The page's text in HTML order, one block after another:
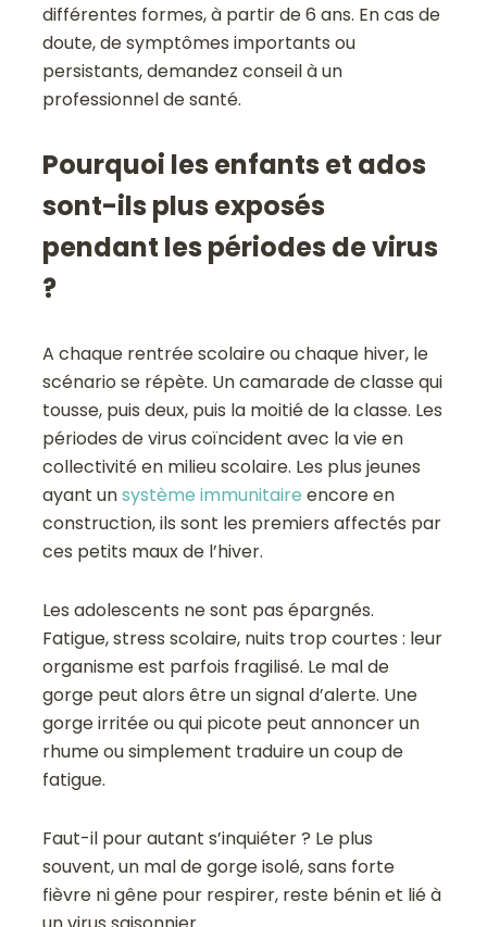
différentes formes, à partir de 6 ans. En cas de
doute, de symptômes importants ou
persistants, demandez conseil à un
professionnel de santé.
Pourquoi les enfants et ados
sont-ils plus exposés
pendant les périodes de virus
?
A chaque rentrée scolaire ou chaque hiver, le
scénario se répète. Un camarade de classe qui
tousse, puis deux, puis la moitié de la classe. Les
périodes de virus coïncident avec la vie en
collectivité en milieu scolaire. Les plus jeunes
ayant unsystème immunitaire encore en
construction, ils sont les premiers affectés par
ces petits maux de l’hiver.
Les adolescents ne sont pas épargnés.
Fatigue, stress scolaire, nuits trop courtes : leur
organisme est parfois fragilisé. Le mal de
gorge peut alors être un signal d’alerte. Une
gorge irritée ou qui picote peut annoncer un
rhume ou simplement traduire un coup de
fatigue.
Faut-il pour autant s’inquiéter ? Le plus
souvent, un mal de gorge isolé, sans forte
fièvre ni gêne pour respirer, reste bénin et lié à